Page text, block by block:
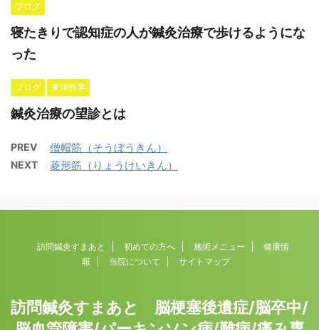
ブログ
寝たきりで認知症の人が鍼灸治療で歩けるようにな
った
ブログ 東洋医学
鍼灸治療の望診とは
PREV 僧帽筋（そうぼうきん）
NEXT 菱形筋（りょうけいきん）
訪問鍼灸すまあと 初めての方へ 施術メニュー
健康情
報
当院について サイトマップ
訪問鍼灸すまあと 脳梗塞後遺症/脳卒中/